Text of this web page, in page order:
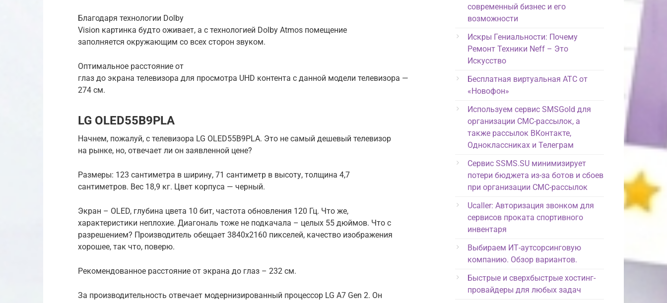
Благодаря технологии Dolby
Vision картинка будто оживает, а с технологией Dolby Atmos помещение
заполняется окружающим со всех сторон звуком.
Оптимальное расстояние от
глаз до экрана телевизора для просмотра UHD контента с данной модели телевизора —
274 см.
LG OLED55B9PLA
Начнем, пожалуй, с телевизора LG OLED55B9PLA. Это не самый дешевый телевизор
на рынке, но, отвечает ли он заявленной цене?
Размеры: 123 сантиметра в ширину, 71 сантиметр в высоту, толщина 4,7
сантиметров. Вес 18,9 кг. Цвет корпуса — черный.
Экран – OLED, глубина цвета 10 бит, частота обновления 120 Гц. Что же,
характеристики неплохие. Диагональ тоже не подкачала – целых 55 дюймов. Что с
разрешением? Производитель обещает 3840х2160 пикселей, качество изображения
хорошее, так что, поверю.
Рекомендованное расстояние от экрана до глаз – 232 см.
За производительность отвечает модернизированный процессор LG A7 Gen 2. Он
современный бизнес и его
возможности
Искры Гениальности: Почему
Ремонт Техники Neff – Это
Искусство
Бесплатная виртуальная АТС от
«Новофон»
Используем сервис SMSGold для
организации СМС-рассылок, а
также рассылок ВКонтакте,
Одноклассниках и Телеграм
Сервис SSMS.SU минимизирует
потери бюджета из-за ботов и сбоев
при организации СМС-рассылок
Ucaller: Авторизация звонком для
сервисов проката спортивного
инвентаря
Выбираем ИТ-аутсорсинговую
компанию. Обзор вариантов.
Быстрые и сверхбыстрые хостинг-
провайдеры для любых задач